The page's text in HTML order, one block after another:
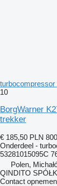
10
BorgWarner
trekker
€ 185,50 PLN 800
Onderdeel -
53281015095C
Polen,
QINDITO
Contact